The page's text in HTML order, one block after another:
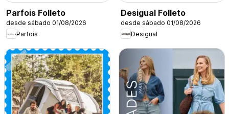
Parfois Folleto
desde sábado 01/08/2026
Parfois
Desigual Folleto
desde sábado 01/08/2026
Desigual